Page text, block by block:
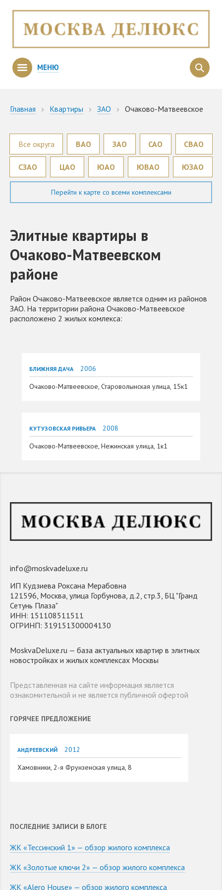
МЕНЮ
Главная Квартиры ЗАО Очаково-Матвеевское
Все округа ВАО ЗАО САО СВАО
СЗАО ЦАО ЮАО ЮВАО ЮЗАО
Перейти к карте со всеми комплексами
Элитные квартиры в
Очаково-Матвеевском
районе
Район Очаково-Матвеевское является одним из районов
ЗАО. На территории района Очаково-Матвеевское
расположено 2 жилых комлекса:
БЛИЖНЯЯ ДАЧА
2006
Очаково-Матвеевское, Староволынская улица, 15к1
КУТУЗОВСКАЯ РИВЬЕРА
2008
Очаково-Матвеевское, Нежинская улица, 1к1
info@moskvadeluxe.ru
ИП Кудзиева Роксана Мерабовна
121596, Москва, улица Горбунова, д.2, стр.3, БЦ "Гранд
Сетунь Плаза"
ИНН: 151108511511
ОГРИНП: 319151300004130
MoskvaDeluxe.ru — база актуальных квартир в элитных
новостройках и жилых комплексах Москвы
Представленная на сайте информация является
ознакомительной и не является публичной офертой
ГОРЯЧЕЕ ПРЕДЛОЖЕНИЕ
АНДРЕЕВСКИЙ
2012
Хамовники, 2-я Фрунзенская улица, 8
ПОСЛЕДНИЕ ЗАПИСИ В БЛОГЕ
ЖК «Тессинский 1» — обзор жилого комплекса
ЖК «Золотые ключи 2» — обзор жилого комплекса
ЖК «Alero House» — обзор жилого комплекса